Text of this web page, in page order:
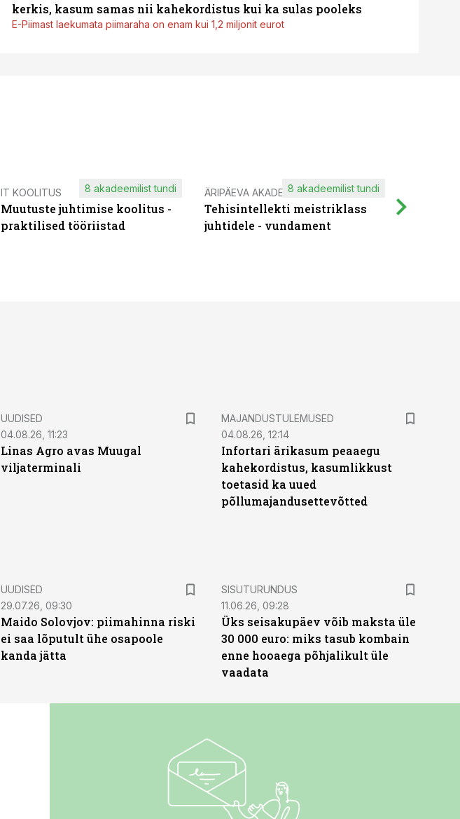
kerkis, kasum samas nii kahekordistus kui ka sulas pooleks
E-Piimast laekumata piimaraha on enam kui 1,2 miljonit eurot
IT KOOLITUS
Muutuste juhtimise koolitus -
praktilised tööriistad
8 akadeemilist tundi ÄRIPÄEVA AKADEEMIA
Tehisintellekti meistriklass
juhtidele - vundament
8 akadeemilist tundi
UUDISED
04.08.26, 11:23
Linas Agro avas Muugal
viljaterminali
MAJANDUSTULEMUSED
04.08.26, 12:14
Infortari ärikasum peaaegu
kahekordistus, kasumlikkust
toetasid ka uued
põllumajandusettevõtted
UUDISED
29.07.26, 09:30
Maido Solovjov: piimahinna riski
ei saa lõputult ühe osapoole
kanda jätta
ST
SISUTURUNDUS
11.06.26, 09:28
Üks seisakupäev võib maksta üle
30 000 euro: miks tasub kombain
enne hooaega põhjalikult üle
vaadata